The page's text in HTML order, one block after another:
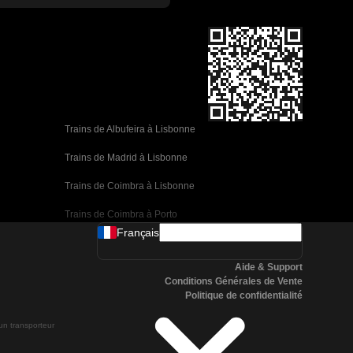
Trains de Albufeira à Lisbonne
Trains de Madrid à Lisbonne
Trains de Coimbra à Lisbonne
Trains de Coimbra à Porto
Trains de Valence à Barcelone
Trains de Malaga à Barcelone
Trains de Malaga à Madrid
transporteur
Français
Aide & Support
Conditions Générales de Vente
Politique de confidentialité